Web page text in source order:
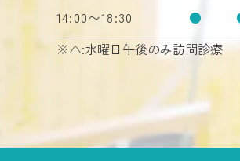
14:00〜18:30 ●
※△:水曜日午後のみ訪問診療